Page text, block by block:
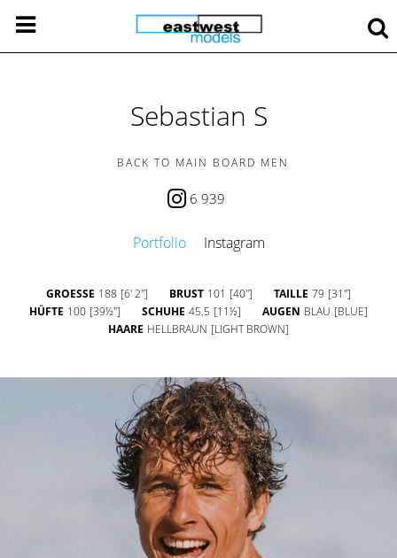
Sebastian S
BACK TO MAIN BOARD MEN
6 939
Portfolio Instagram
GROESSE 188 [6' 2''] BRUST 101 [40''] TAILLE 79 [31'']
HÜFTE 100 [39½''] SCHUHE 45.5 [11½] AUGEN BLAU [BLUE]
HAARE HELLBRAUN [LIGHT BROWN]